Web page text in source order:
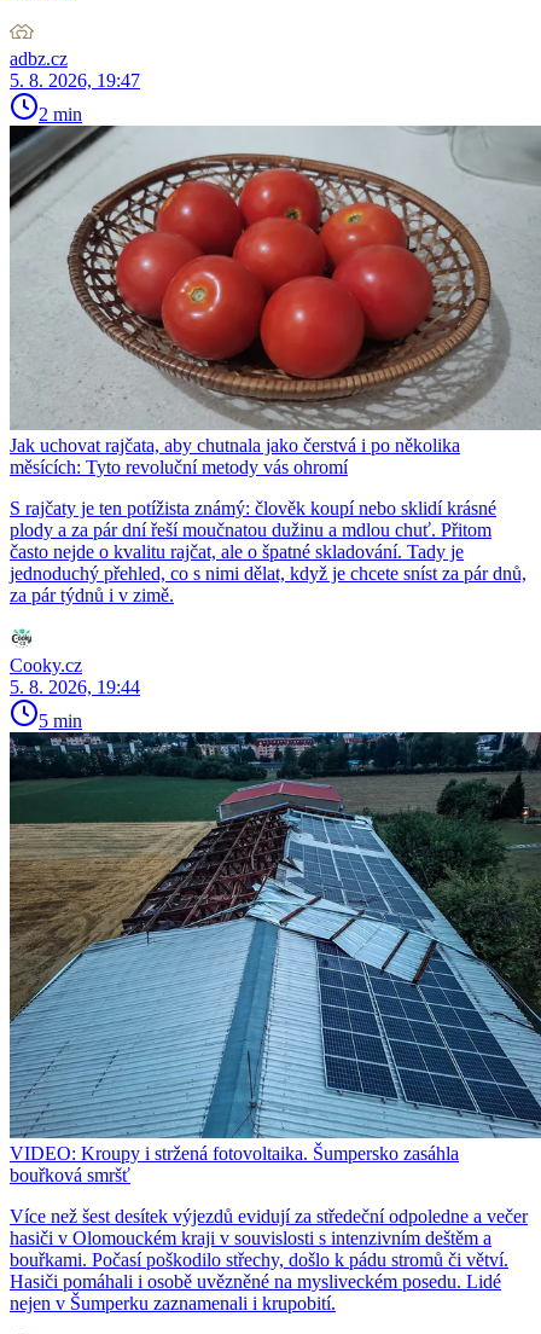
adbz.cz
5. 8. 2026, 19:47
2 min
Jak uchovat rajčata, aby chutnala jako čerstvá i po několika
měsících: Tyto revoluční metody vás ohromí
S rajčaty je ten potížista známý: člověk koupí nebo sklidí krásné
plody a za pár dní řeší moučnatou dužinu a mdlou chuť. Přitom
často nejde o kvalitu rajčat, ale o špatné skladování. Tady je
jednoduchý přehled, co s nimi dělat, když je chcete sníst za pár dnů,
za pár týdnů i v zimě.
Cooky.cz
5. 8. 2026, 19:44
5 min
VIDEO: Kroupy i stržená fotovoltaika. Šumpersko zasáhla
bouřková smršť
Více než šest desítek výjezdů evidují za středeční odpoledne a večer
hasiči v Olomouckém kraji v souvislosti s intenzivním deštěm a
bouřkami. Počasí poškodilo střechy, došlo k pádu stromů či větví.
Hasiči pomáhali i osobě uvězněné na mysliveckém posedu. Lidé
nejen v Šumperku zaznamenali i krupobití.